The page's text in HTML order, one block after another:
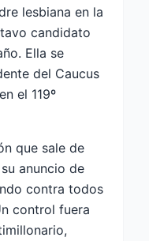
lesbiana en la
candidato
Ella se
del Caucus
el 119º
que sale de
anuncio de
contra todos
control fuera